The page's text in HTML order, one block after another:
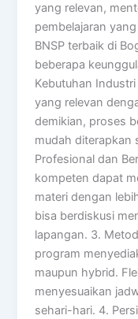
yang relevan,
pembelajaran
BNSP terbaik di
beberapa
Kebutuhan
yang relevan
demikian, proses
mudah diterapkan
Profesional dan
kompeten dapat
materi dengan
bisa berdiskusi
lapangan. 3.
program
maupun hybrid.
menyesuaikan
sehari-hari. 4.